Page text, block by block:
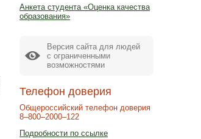
Анкета студента «Оценка качества
образования»
Версия сайта для людей
с ограниченными
возможностями
Телефон доверия
Общероссийский телефон доверия
8–800–2000–122
Подробности по ссылке